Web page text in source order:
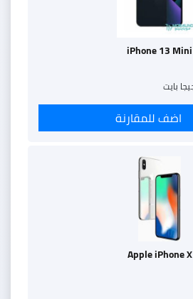
iPhone 13 Mini
اضف للمقارنة
Apple iPhone X